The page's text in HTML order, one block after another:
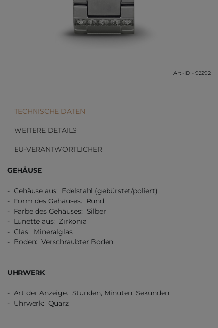
Art.-ID - 92292
TECHNISCHE DATEN
WEITERE DETAILS
EU-VERANTWORTLICHER
GEHÄUSE
- Gehäuse aus: Edelstahl (gebürstet/poliert)
- Form des Gehäuses: Rund
- Farbe des Gehäuses: Silber
- Lünette aus: Zirkonia
- Glas: Mineralglas
- Boden: Verschraubter Boden
UHRWERK
- Art der Anzeige: Stunden, Minuten, Sekunden
- Uhrwerk: Quarz